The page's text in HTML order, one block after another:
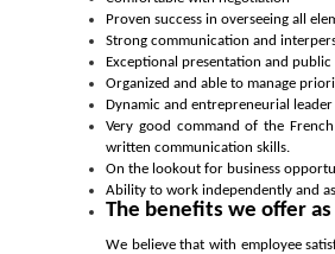
Proven success in overseeing all
Strong communication and
Exceptional presentation and public
Organized and able to manage
Dynamic and entrepreneurial
Very good command of the
written communication skills.
On the lookout for business
Ability to work independently and
The benefits we offer
We believe that with employee